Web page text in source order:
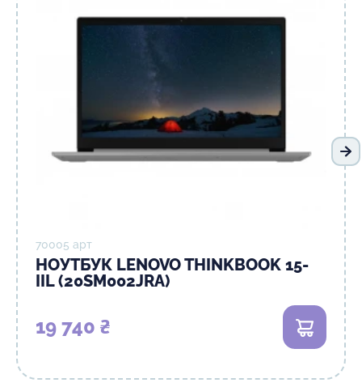
70005 арт
НОУТБУК LENOVO THINKBOOK 15-
IIL (20SM002JRA)
19 740 ₴ В кошик